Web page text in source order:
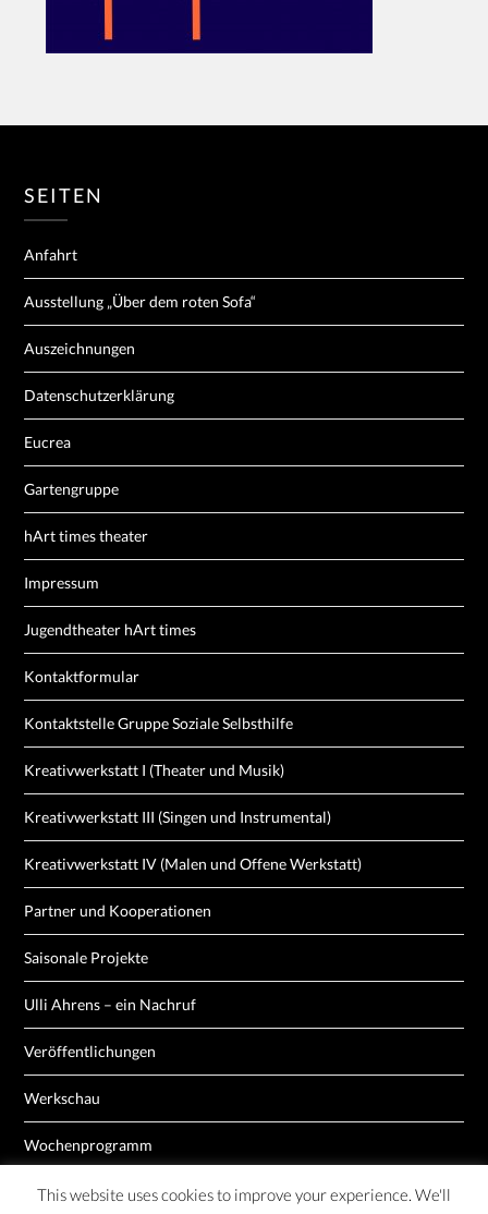
SEITEN
Anfahrt
Ausstellung „Über dem roten Sofa“
Auszeichnungen
Datenschutzerklärung
Eucrea
Gartengruppe
hArt times theater
Impressum
Jugendtheater hArt times
Kontaktformular
Kontaktstelle Gruppe Soziale Selbsthilfe
Kreativwerkstatt I (Theater und Musik)
Kreativwerkstatt III (Singen und Instrumental)
Kreativwerkstatt IV (Malen und Offene Werkstatt)
Partner und Kooperationen
Saisonale Projekte
Ulli Ahrens – ein Nachruf
Veröffentlichungen
Werkschau
Wochenprogramm
This website uses cookies to improve your experience. We'll